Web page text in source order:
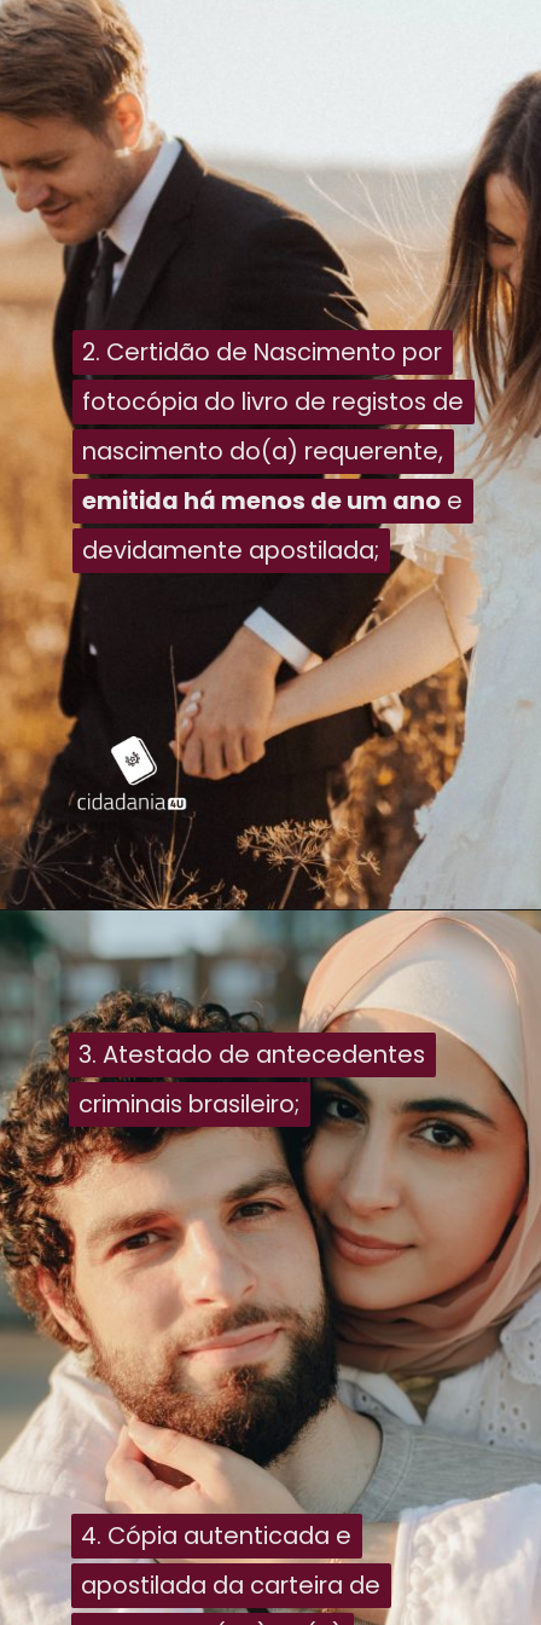
2. Certidão de Nascimento por
fotocópia do livro de registos de
nascimento do(a) requerente,
emitida há menos de um ano e
devidamente apostilada;
2. Certidão de Nascimento por
fotocópia do livro de registos de
nascimento do(a) requerente,
emitida há menos de um ano e
devidamente apostilada;
3. Atestado de antecedentes
criminais brasileiro;
3. Atestado de antecedentes
criminais brasileiro;
4. Cópia autenticada e
apostilada da carteira de
4. Cópia autenticada e
apostilada da carteira de